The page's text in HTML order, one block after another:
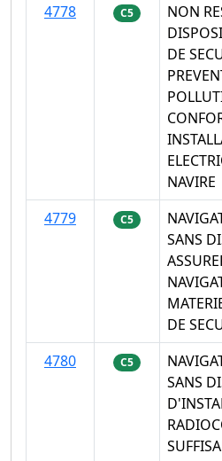
4778
C5
NON
DE
NAVIRE
4779
C5
SANS
DE
4780
C5
SANS